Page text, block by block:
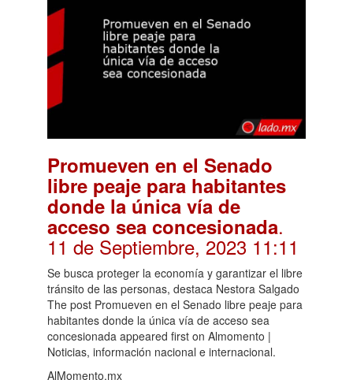
Promueven en el Senado
libre peaje para habitantes
donde la única vía de
acceso sea concesionada.
11 de Septiembre, 2023 11:11
Se busca proteger la economía y garantizar el libre
tránsito de las personas, destaca Nestora Salgado
The post Promueven en el Senado libre peaje para
habitantes donde la única vía de acceso sea
concesionada appeared first on Almomento |
Noticias, información nacional e internacional.
AlMomento.mx